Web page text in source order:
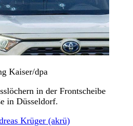
Kaiser/dpa
in der Frontscheibe
in Düsseldorf.
Krüger (akrü)